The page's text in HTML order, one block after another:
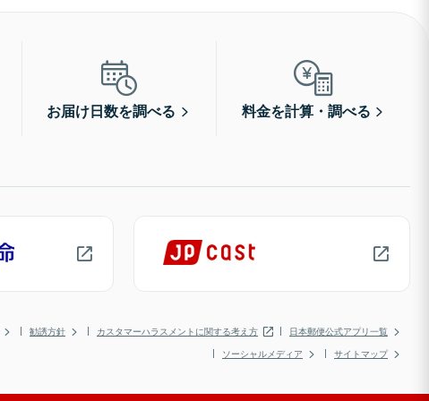
お届け日数を調べる 料金を計算・調べる
勧誘方針 カスタマーハラスメントに関する考え方
日本郵便公式アプリ一覧
ソーシャルメディア
サイトマップ